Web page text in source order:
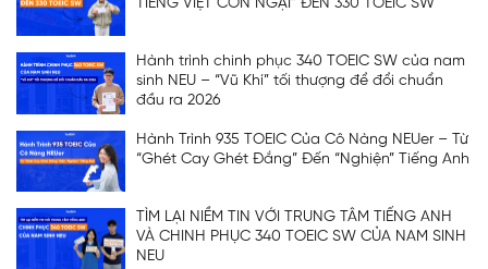
TIẾNG VIỆT CÒN NGẠI” ĐẾN 330 TOEIC SW
Hành trình chinh phục 340 TOEIC SW của nam
sinh NEU – “Vũ Khí” tối thượng để đổi chuẩn
đầu ra 2026
Hành Trình 935 TOEIC Của Cô Nàng NEUer – Từ
“Ghét Cay Ghét Đắng” Đến “Nghiện” Tiếng Anh
TÌM LẠI NIỀM TIN VỚI TRUNG TÂM TIẾNG ANH
VÀ CHINH PHỤC 340 TOEIC SW CỦA NAM SINH
NEU